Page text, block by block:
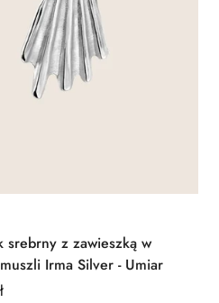
srebrny z zawieszką w
Irma Silver - Umiar